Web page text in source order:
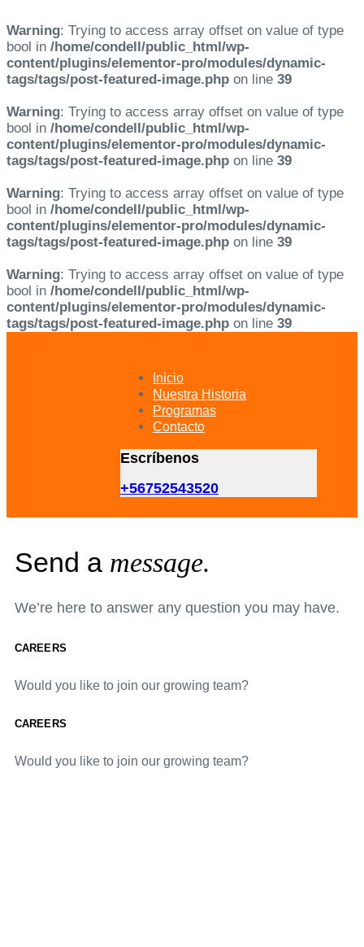
Warning: Trying to access array offset on value of type
bool in /home/condell/public_html/wp-
content/plugins/elementor-pro/modules/dynamic-
tags/tags/post-featured-image.php on line 39
Warning: Trying to access array offset on value of type
bool in /home/condell/public_html/wp-
content/plugins/elementor-pro/modules/dynamic-
tags/tags/post-featured-image.php on line 39
Warning: Trying to access array offset on value of type
bool in /home/condell/public_html/wp-
content/plugins/elementor-pro/modules/dynamic-
tags/tags/post-featured-image.php on line 39
Warning: Trying to access array offset on value of type
bool in /home/condell/public_html/wp-
content/plugins/elementor-pro/modules/dynamic-
tags/tags/post-featured-image.php on line 39
Inicio
Nuestra Historia
Programas
Contacto
Escríbenos
+56752543520
Send a message.
We’re here to answer any question you may have.
CAREERS
Would you like to join our growing team?
CAREERS
Would you like to join our growing team?